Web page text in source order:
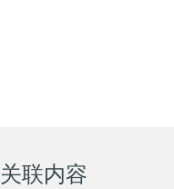
关联内容